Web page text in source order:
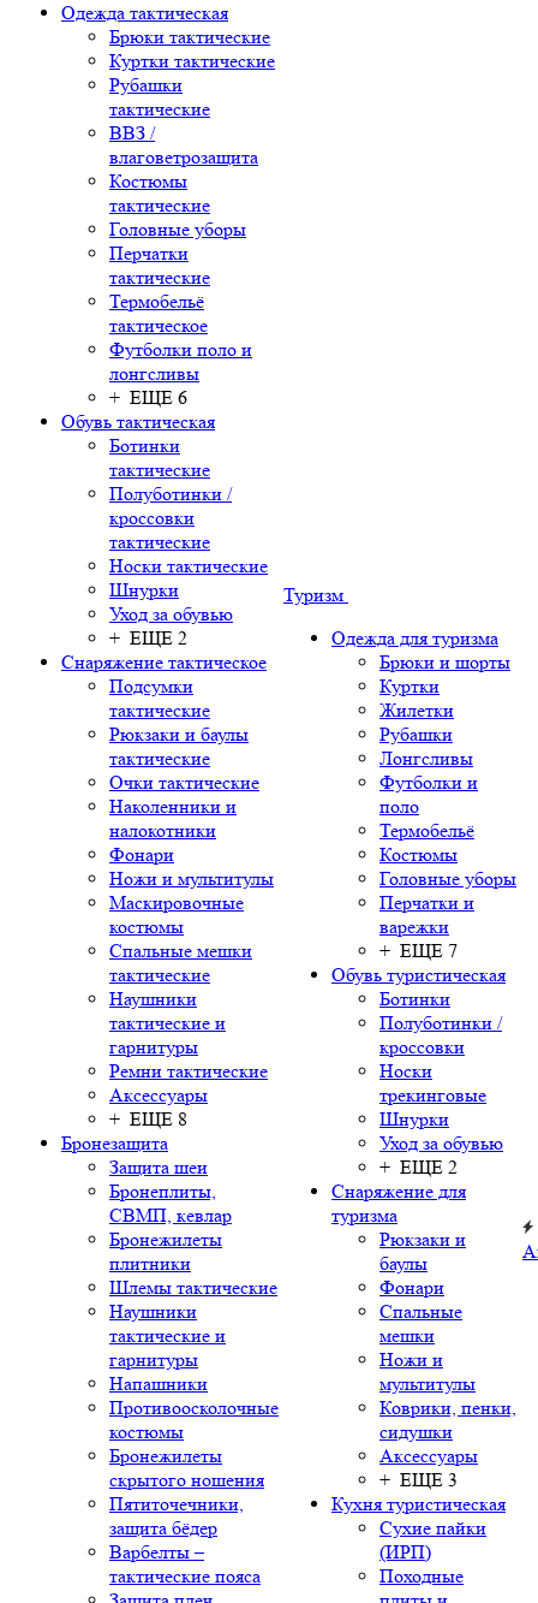
Одежда тактическая
Брюки тактические
Куртки тактические
Рубашки
тактические
ВВЗ /
влаговетрозащита
Костюмы
тактические
Головные уборы
Перчатки
тактические
Термобельё
тактическое
Футболки поло и
лонгсливы
+ ЕЩЕ 6
Обувь тактическая
Ботинки
тактические
Полуботинки /
кроссовки
тактические
Носки тактические
Шнурки
Уход за обувью
+ ЕЩЕ 2
Снаряжение тактическое
Подсумки
тактические
Рюкзаки и баулы
тактические
Очки тактические
Наколенники и
налокотники
Фонари
Ножи и мультитулы
Маскировочные
костюмы
Спальные мешки
тактические
Наушники
тактические и
гарнитуры
Ремни тактические
Аксессуары
+ ЕЩЕ 8
Бронезащита
Защита шеи
Бронеплиты,
СВМП, кевлар
Бронежилеты
плитники
Шлемы тактические
Наушники
тактические и
гарнитуры
Напашники
Противоосколочные
костюмы
Бронежилеты
скрытого ношения
Пятиточечники,
защита бёдер
Варбелты –
тактические пояса
Туризм
Одежда для туризма
Брюки и шорты
Куртки
Жилетки
Рубашки
Лонгсливы
Футболки и
поло
Термобельё
Костюмы
Головные уборы
Перчатки и
варежки
+ ЕЩЕ 7
Обувь туристическая
Ботинки
Полуботинки /
кроссовки
Носки
трекинговые
Шнурки
Уход за обувью
+ ЕЩЕ 2
Снаряжение для
туризма
Рюкзаки и
баулы
Фонари
Спальные
мешки
Ножи и
мультитулы
Коврики, пенки,
сидушки
Аксессуары
+ ЕЩЕ 3
Кухня туристическая
Сухие пайки
(ИРП)
Походные